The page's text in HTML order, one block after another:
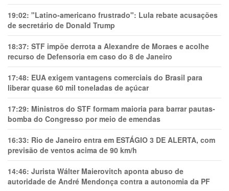
19:02: "Latino-americano frustrado": Lula rebate acusações
de secretário de Donald Trump
18:37: STF impõe derrota a Alexandre de Moraes e acolhe
recurso de Defensoria em caso do 8 de Janeiro
17:48: EUA exigem vantagens comerciais do Brasil para
liberar quase 60 mil toneladas de açúcar
17:29: Ministros do STF formam maioria para barrar pautas-
bomba do Congresso por meio de emendas
16:33: Rio de Janeiro entra em ESTÁGIO 3 DE ALERTA, com
previsão de ventos acima de 90 km/h
14:46: Jurista Wálter Maierovitch aponta abuso de
autoridade de André Mendonça contra a autonomia da PF